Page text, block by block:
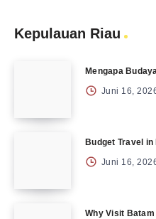
Kepulauan Riau
Mengapa
Juni 16,
Budget Travel
Juni 16,
Why Visit